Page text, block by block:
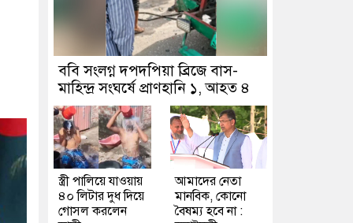
ববি সংলগ্ন দপদপিয়া ব্রিজে বাস-
মাহিন্দ্র সংঘর্ষে প্রাণহানি ১, আহত ৪
স্ত্রী পালিয়ে যাওয়ায়
৪০ লিটার দুধ দিয়ে
গোসল করলেন
আমাদের নেতা
মানবিক, কোনো
বৈষম্য হবে না :